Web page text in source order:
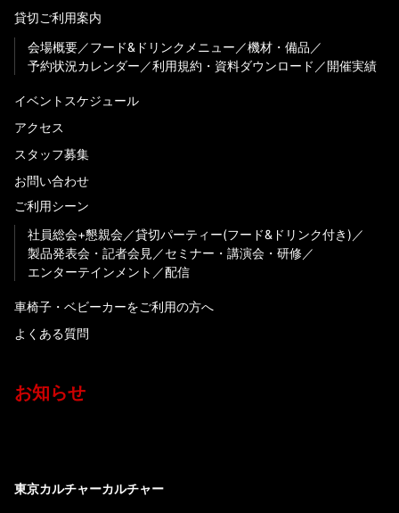
貸切ご利用案内
会場概要
フード&ドリンクメニュー
機材・備品
予約状況カレンダー
利用規約・資料ダウンロード 開催実績
イベントスケジュール
アクセス
スタッフ募集
お問い合わせ
ご利用シーン
社員総会+懇親会
貸切パーティー(フード&ドリンク付き)
製品発表会・記者会見
セミナー・講演会・研修
エンターテインメント
配信
車椅子・ベビーカーをご利用の方へ
よくある質問
お知らせ
東京カルチャーカルチャー